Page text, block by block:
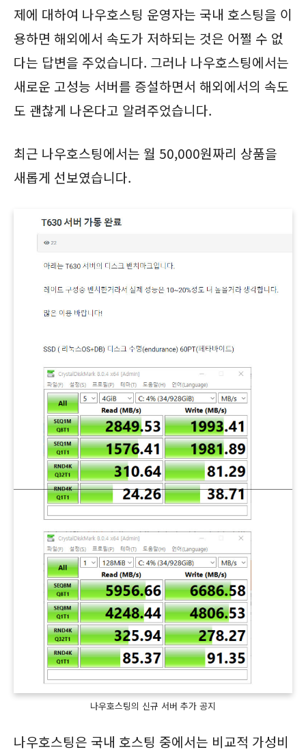
제에 대하여 나우호스팅 운영자는 국내 호스팅을 이
용하면 해외에서 속도가 저하되는 것은 어쩔 수 없
다는 답변을 주었습니다. 그러나 나우호스팅에서는
새로운 고성능 서버를 증설하면서 해외에서의 속도
도 괜찮게 나온다고 알려주었습니다.
최근 나우호스팅에서는 월 50,000원짜리 상품을
새롭게 선보였습니다.
나우호스팅의 신규 서버 추가 공지
나우호스팅은 국내 호스팅 중에서는 비교적 가성비